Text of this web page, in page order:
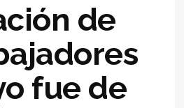
de
fue de